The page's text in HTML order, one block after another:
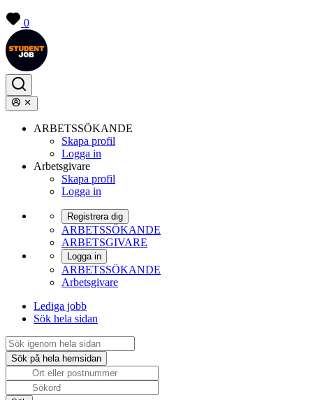
0
ARBETSSÖKANDE
Skapa profil
Logga in
Arbetsgivare
Skapa profil
Logga in
Registrera dig
ARBETSSÖKANDE
ARBETSGIVARE
Logga in
ARBETSSÖKANDE
Arbetsgivare
Lediga jobb
Sök hela sidan